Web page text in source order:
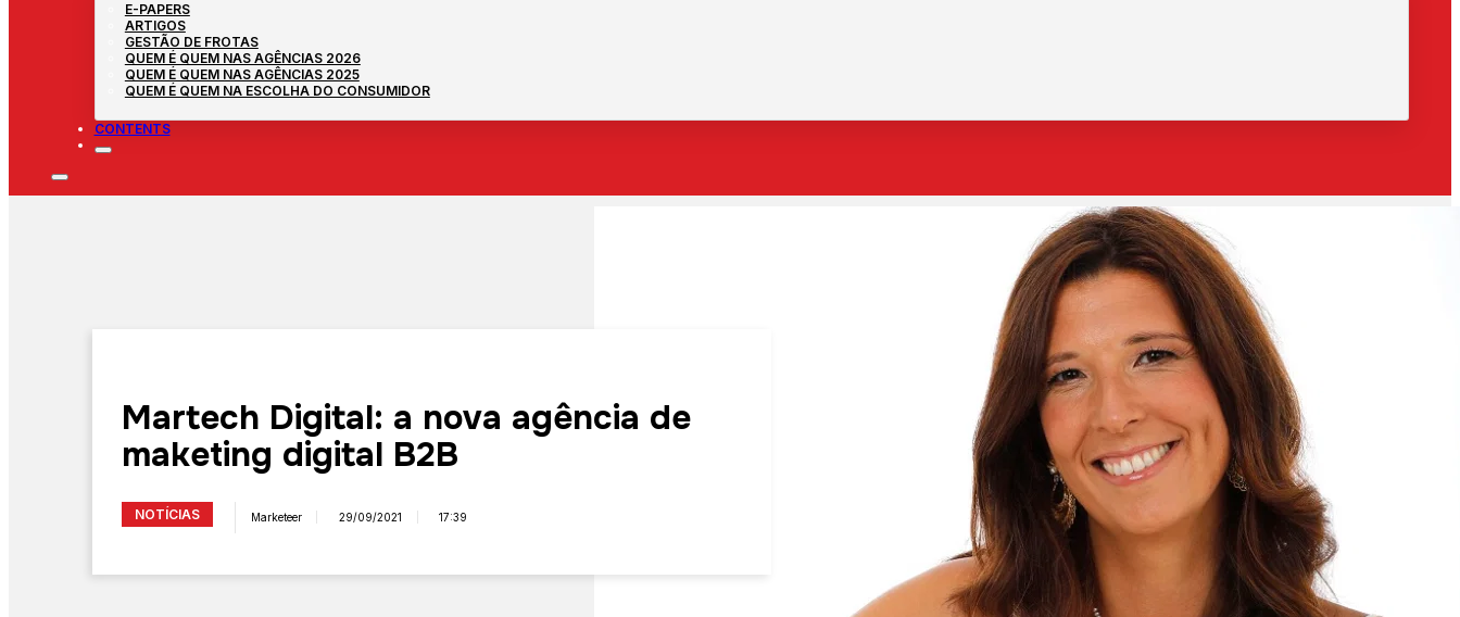
E-PAPERS
ARTIGOS
GESTÃO DE FROTAS
QUEM É QUEM NAS AGÊNCIAS 2026
QUEM É QUEM NAS AGÊNCIAS 2025
QUEM É QUEM NA ESCOLHA DO CONSUMIDOR
CONTENTS
Martech Digital: a nova agência de
maketing digital B2B
NOTÍCIAS Marketeer 29/09/2021 17:39